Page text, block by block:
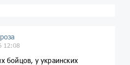
12:08
бойцов, у украинских